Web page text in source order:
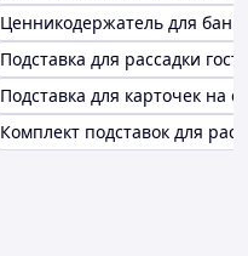
Ценникодержатель для
Подставка для рассадки
Подставка для карточек на
Комплект подставок для